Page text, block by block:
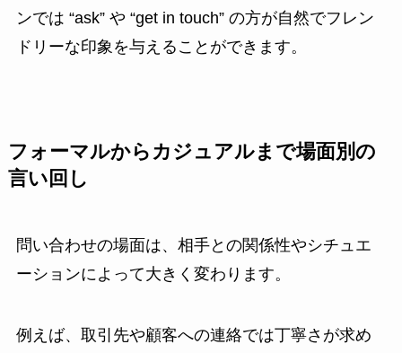
ンでは “ask” や “get in touch” の方が自然でフレン
ドリーな印象を与えることができます。
フォーマルからカジュアルまで場面別の
言い回し
問い合わせの場面は、相手との関係性やシチュエ
ーションによって大きく変わります。
例えば、取引先や顧客への連絡では丁寧さが求め